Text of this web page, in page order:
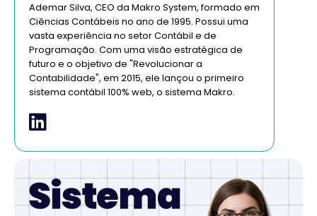
Ademar Silva, CEO da Makro System, formado em
Ciências Contábeis no ano de 1995. Possui uma
vasta experiência no setor Contábil e de
Programação. Com uma visão estratégica de
futuro e o objetivo de "Revolucionar a
Contabilidade", em 2015, ele lançou o primeiro
sistema contábil 100% web, o sistema Makro.